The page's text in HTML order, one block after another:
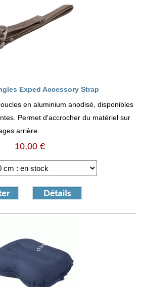
Exped Accessory Strap
en aluminium anodisé, disponibles
Permet d'accrocher du matériel sur
arrière.
10,00 €